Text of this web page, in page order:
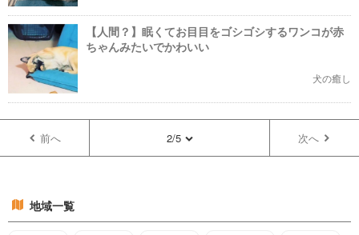
【人間？】眠くてお目目をゴシゴシするワンコが赤
ちゃんみたいでかわいい
犬の癒し
前へ 2/5 次へ
地域一覧